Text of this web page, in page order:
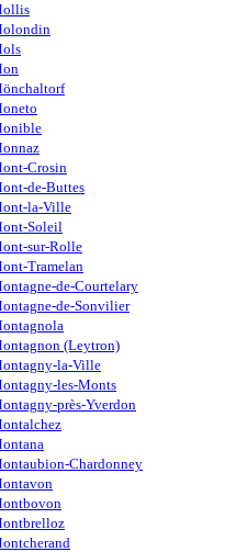
Crosin
de-Buttes
la-Ville
Soleil
sur-Rolle
Tramelan
de-Courtelary
de-Sonvilier
(Leytron)
la-Ville
les-Monts
près-Yverdon
Chardonney